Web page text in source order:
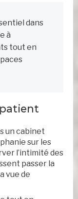
dans
à
tout en
un cabinet
sur les
l’intimité des
passer la
vue de